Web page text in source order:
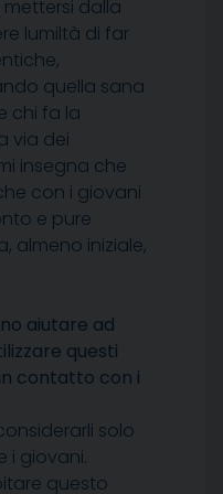
dalla
lumiltà di far
quella sana
chi fa la
via dei
insegna che
con i giovani
e pure
almeno iniziale,
aiutare ad
questi
contatto con i
solo
i giovani.
questo